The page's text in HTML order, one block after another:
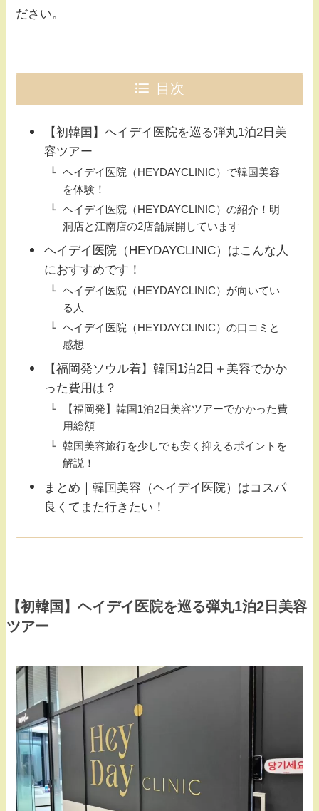
ださい。
目次
【初韓国】ヘイデイ医院を巡る弾丸1泊2日美
容ツアー
ヘイデイ医院（HEYDAYCLINIC）で韓国美容
を体験！
ヘイデイ医院（HEYDAYCLINIC）の紹介！明
洞店と江南店の2店舗展開しています
ヘイデイ医院（HEYDAYCLINIC）はこんな人
におすすめです！
ヘイデイ医院（HEYDAYCLINIC）が向いてい
る人
ヘイデイ医院（HEYDAYCLINIC）の口コミと
感想
【福岡発ソウル着】韓国1泊2日＋美容でかか
った費用は？
【福岡発】韓国1泊2日美容ツアーでかかった費
用総額
韓国美容旅行を少しでも安く抑えるポイントを
解説！
まとめ｜韓国美容（ヘイデイ医院）はコスパ
良くてまた行きたい！
【初韓国】ヘイデイ医院を巡る弾丸1泊2日美容
ツアー